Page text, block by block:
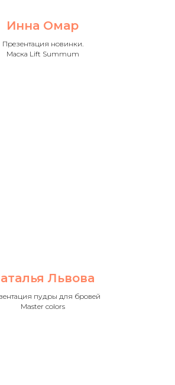
Инна Омар
Презентация новинки.
Маска Lift Summum
Львова
пудры для бровей
Master colors